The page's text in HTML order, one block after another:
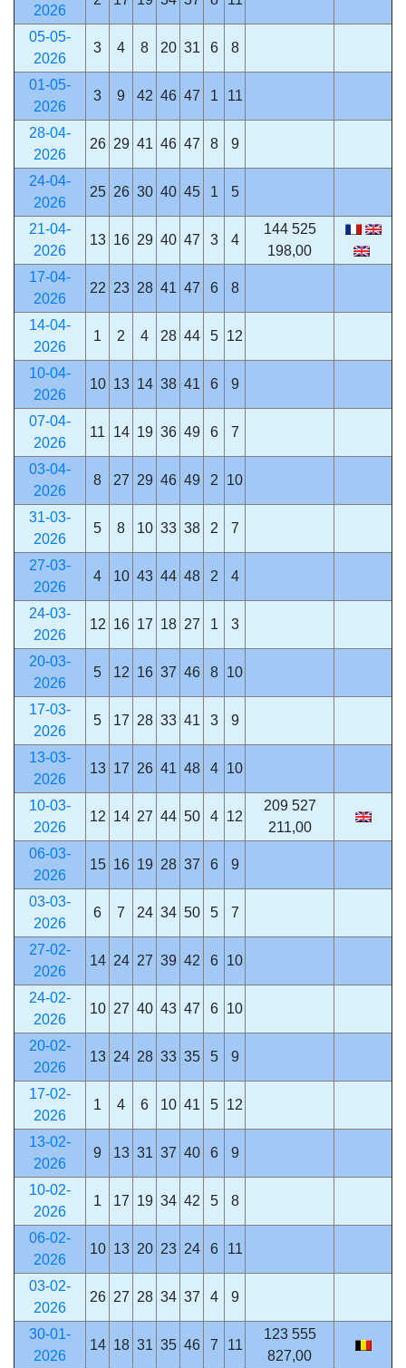
2026
05-05-
2026
3 4 8 20 31 6 8
01-05-
2026
3 9 42 46 47 1 11
28-04-
2026
26 29 41 46 47 8 9
24-04-
2026
25 26 30 40 45 1 5
21-04-
2026
13 16 29 40 47 3 4
144 525
198,00
17-04-
2026
22 23 28 41 47 6 8
14-04-
2026
1 2 4 28 44 5 12
10-04-
2026
10 13 14 38 41 6 9
07-04-
2026
11 14 19 36 49 6 7
03-04-
2026
8 27 29 46 49 2 10
31-03-
2026
5 8 10 33 38 2 7
27-03-
2026
4 10 43 44 48 2 4
24-03-
2026
12 16 17 18 27 1 3
20-03-
2026
5 12 16 37 46 8 10
17-03-
2026
5 17 28 33 41 3 9
13-03-
2026
13 17 26 41 48 4 10
10-03-
2026
12 14 27 44 50 4 12
209 527
211,00
06-03-
2026
15 16 19 28 37 6 9
03-03-
2026
6 7 24 34 50 5 7
27-02-
2026
14 24 27 39 42 6 10
24-02-
2026
10 27 40 43 47 6 10
20-02-
2026
13 24 28 33 35 5 9
17-02-
2026
1 4 6 10 41 5 12
13-02-
2026
9 13 31 37 40 6 9
10-02-
2026
1 17 19 34 42 5 8
06-02-
2026
10 13 20 23 24 6 11
03-02-
2026
26 27 28 34 37 4 9
30-01-
2026
14 18 31 35 46 7 11
123 555
827,00